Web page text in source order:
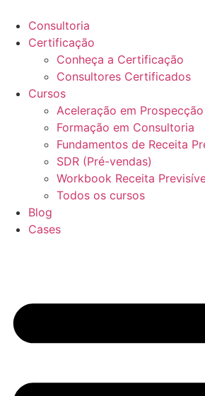
para
conteúdo
Consultoria
Certificação
Conheça a Certificação
Consultores Certificados
Cursos
Aceleração em
Formação em Consultoria
Fundamentos de Receita
SDR (Pré-vendas)
Workbook Receita
Todos os cursos
Blog
Cases